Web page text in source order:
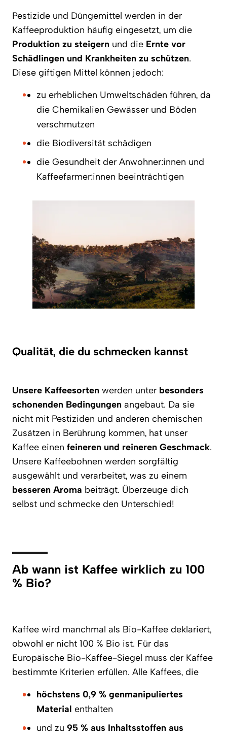
Pestizide und Düngemittel werden in der
Kaffeeproduktion häufig eingesetzt, um die
Produktion zu steigern und die Ernte vor
Schädlingen und Krankheiten zu schützen.
Diese giftigen Mittel können jedoch:
zu erheblichen Umweltschäden führen, da
die Chemikalien Gewässer und Böden
verschmutzen
die Biodiversität schädigen
die Gesundheit der Anwohner:innen und
Kaffeefarmer:innen beeinträchtigen
Qualität, die du schmecken kannst
Unsere Kaffeesorten werden unter besonders
schonenden Bedingungen angebaut. Da sie
nicht mit Pestiziden und anderen chemischen
Zusätzen in Berührung kommen, hat unser
Kaffee einen feineren und reineren Geschmack.
Unsere Kaffeebohnen werden sorgfältig
ausgewählt und verarbeitet, was zu einem
besseren Aroma beiträgt. Überzeuge dich
selbst und schmecke den Unterschied!
Ab wann ist Kaffee wirklich zu 100
% Bio?
Kaffee wird manchmal als Bio-Kaffee deklariert,
obwohl er nicht 100 % Bio ist. Für das
Europäische Bio-Kaffee-Siegel muss der Kaffee
bestimmte Kriterien erfüllen. Alle Kaffees, die
höchstens 0,9 % genmanipuliertes
Material enthalten
und zu 95 % aus Inhaltsstoffen aus